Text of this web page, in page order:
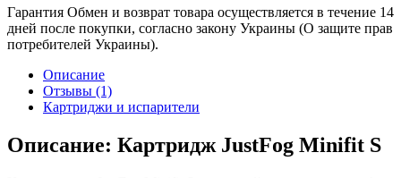
Гарантия Обмен и возврат товара осуществляется в течение 14
дней после покупки, согласно закону Украины (О защите прав
потребителей Украины).
Описание
Отзывы (1)
Картриджи и испарители
Описание: Картридж JustFog Minifit S